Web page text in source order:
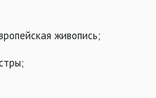
живопись;